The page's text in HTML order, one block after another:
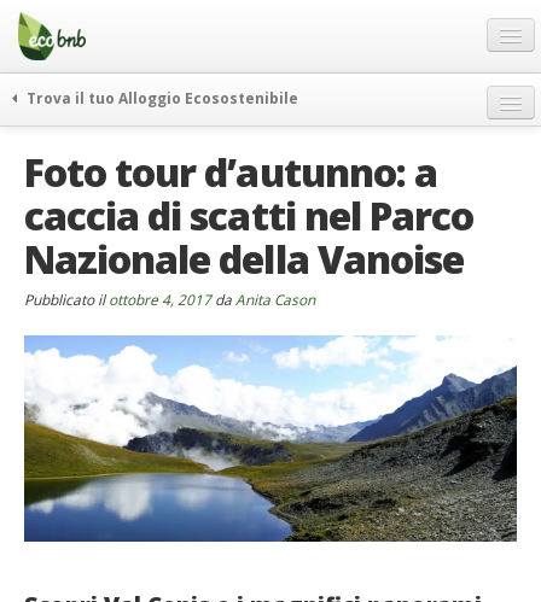
Menu
Salta
contenuto
Offerte Speciali
Regali
FAQ
Chi Siamo
Partner
Contatti
German
English
Spanish
Trova il tuo Alloggio Ecosostenibile
itinerari
curiosità
vivere e viaggiare verde
rassegna stampa
Foto tour d’autunno: a
caccia di scatti nel Parco
Nazionale della Vanoise
Pubblicato ilottobre 4, 2017da Anita Cason